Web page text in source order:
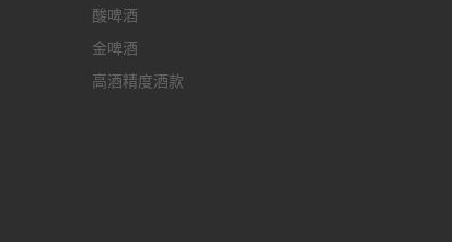
酸啤酒
金啤酒
高酒精度酒款